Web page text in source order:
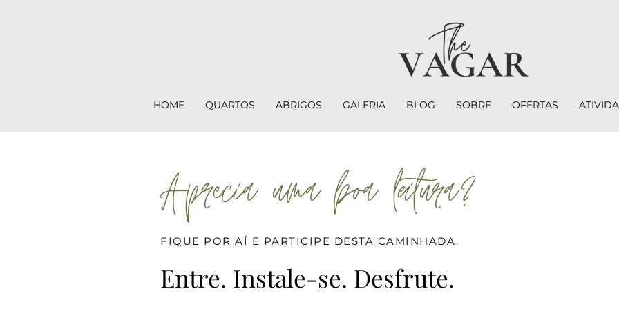
HOME QUARTOS ABRIGOS GALERIA BLOG SOBRE OFERTAS
Aprecia uma boa leitura?
FIQUE POR AÍ E PARTICIPE DESTA CAMINHADA.
Entre. Instale-se. Desfrute.